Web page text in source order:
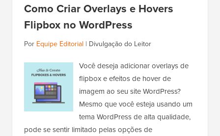
Como Criar Overlays e Hovers
Flipbox no WordPress
Por Equipe Editorial | Divulgação do Leitor
Você deseja adicionar overlays de
flipbox e efeitos de hover de
imagem ao seu site WordPress?
Mesmo que você esteja usando um
tema WordPress de alta qualidade,
pode se sentir limitado pelas opções de